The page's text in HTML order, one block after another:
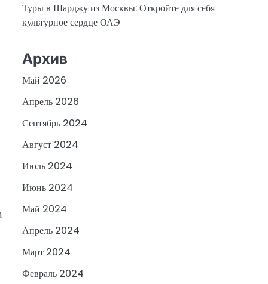
Туры в Шарджу из Москвы: Откройте для себя
культурное сердце ОАЭ
Архив
Май 2026
Апрель 2026
Сентябрь 2024
Август 2024
Июль 2024
Июнь 2024
Май 2024
Апрель 2024
Март 2024
Февраль 2024